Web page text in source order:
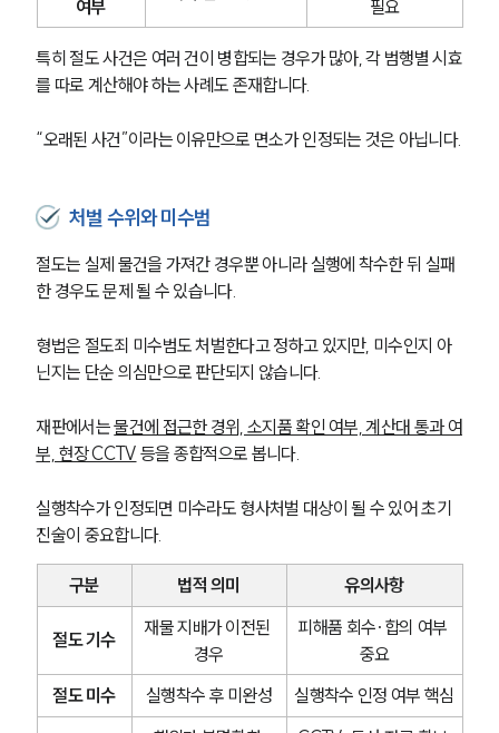
여부 필요
특히 절도 사건은 여러 건이 병합되는 경우가 많아, 각 범행별 시효
를 따로 계산해야 하는 사례도 존재합니다.
“오래된 사건”이라는 이유만으로 면소가 인정되는 것은 아닙니다.
처벌 수위와 미수범
절도는 실제 물건을 가져간 경우뿐 아니라 실행에 착수한 뒤 실패
한 경우도 문제 될 수 있습니다.
형법은 절도죄 미수범도 처벌한다고 정하고 있지만, 미수인지 아
닌지는 단순 의심만으로 판단되지 않습니다.
재판에서는 물건에 접근한 경위, 소지품 확인 여부, 계산대 통과 여
부, 현장 CCTV 등을 종합적으로 봅니다.
실행착수가 인정되면 미수라도 형사처벌 대상이 될 수 있어 초기
진술이 중요합니다.
구분 법적 의미 유의사항
절도 기수
재물 지배가 이전된
경우
피해품 회수·합의 여부
중요
절도 미수
실행착수 후 미완성 실행착수 인정 여부 핵심